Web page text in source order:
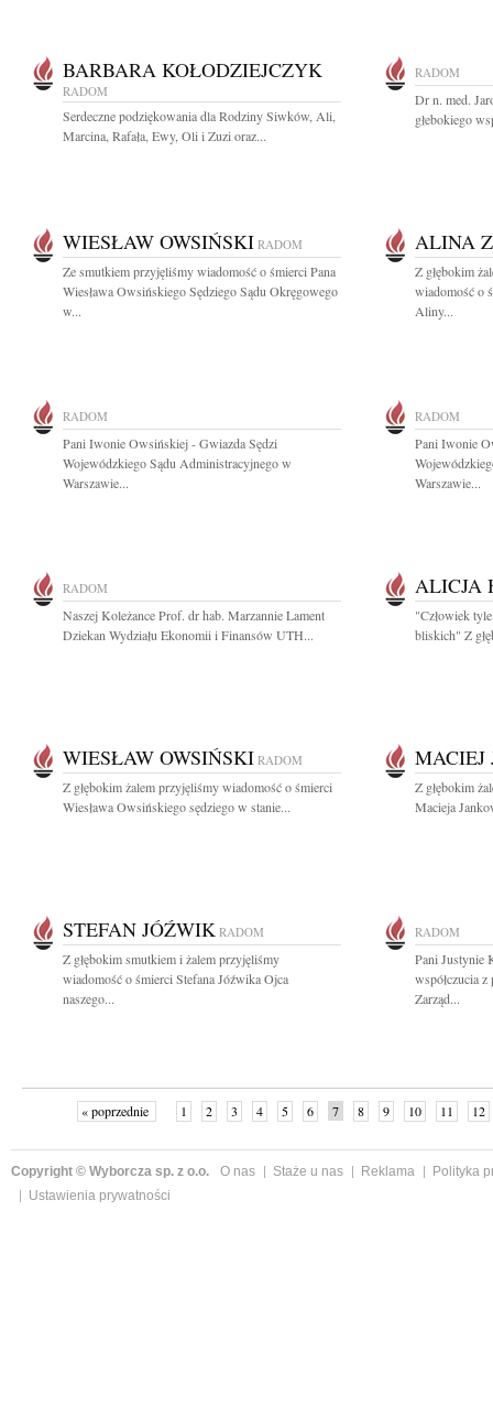
BARBARA KOŁODZIEJCZYK
RADOM
Serdeczne podziękowania dla Rodziny Siwków, Ali,
Marcina, Rafała, Ewy, Oli i Zuzi oraz...
RADOM
Dr n. med.
głebokiego
WIESŁAW OWSIŃSKI RADOM
Ze smutkiem przyjęliśmy wiadomość o śmierci Pana
Wiesława Owsińskiego Sędziego Sądu Okręgowego
w...
ALINA
Z głębokim
wiadomość o
Aliny...
RADOM
Pani Iwonie Owsińskiej - Gwiazda Sędzi
Wojewódzkiego Sądu Administracyjnego w
Warszawie...
RADOM
Pani Iwonie
Warszawie...
RADOM
Naszej Koleżance Prof. dr hab. Marzannie Lament
Dziekan Wydziału Ekonomii i Finansów UTH...
ALICJA
"Człowiek
bliskich" Z
WIESŁAW OWSIŃSKI RADOM
Z głębokim żalem przyjęliśmy wiadomość o śmierci
Wiesława Owsińskiego sędziego w stanie...
MACIEJ
Z głębokim
Macieja
STEFAN JÓŹWIK RADOM
Z głębokim smutkiem i żalem przyjęliśmy
wiadomość o śmierci Stefana Jóźwika Ojca
naszego...
RADOM
Pani Justynie
współczucia
Zarząd...
« poprzednie 1 2 3 4 5 6 7 8 9 10 11 12
Copyright © Wyborcza sp. z o.o. O nas Staże u nas Reklama
Polityka
Ustawienia prywatności